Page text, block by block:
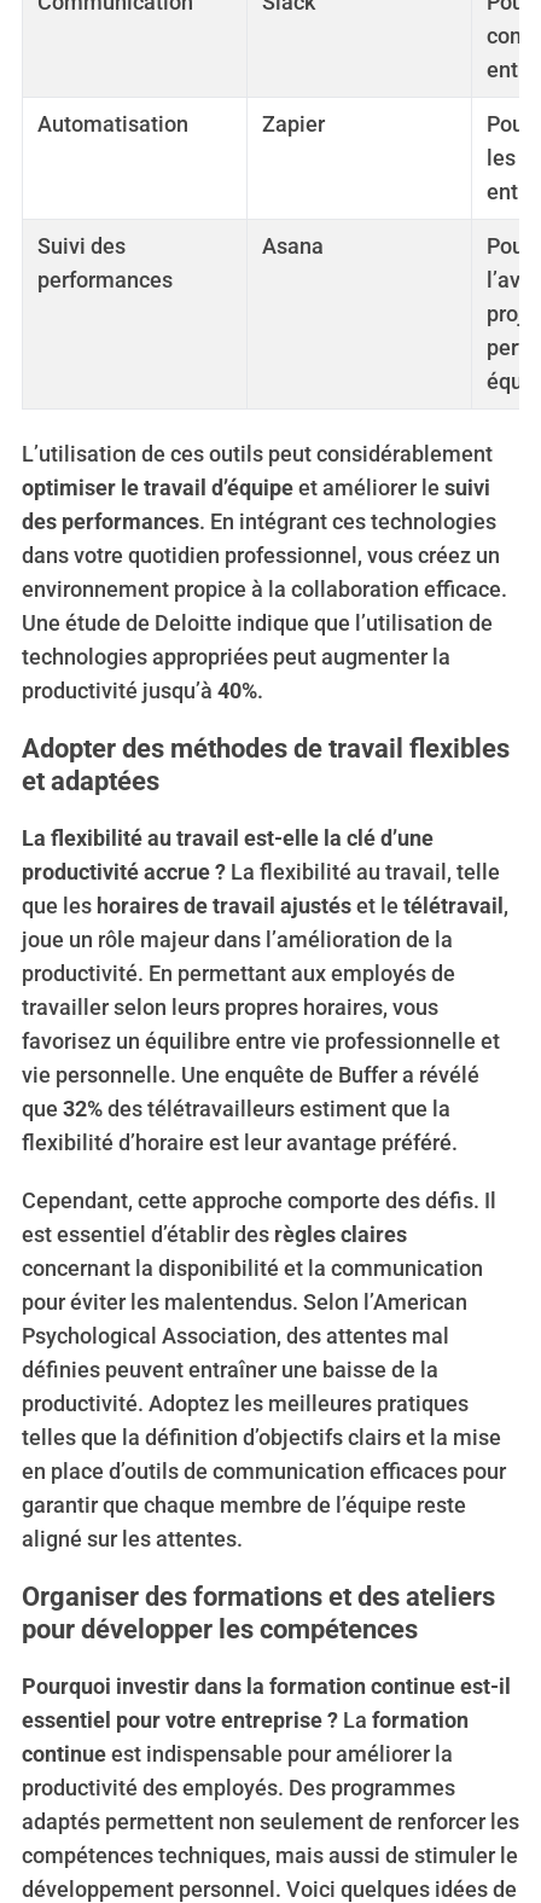
Automatisation Zapier
Pour
les
Suivi des
performances
Asana
Pour
L’utilisation de ces outils peut considérablement
optimiser le travail d’équipeet améliorer le suivi
des performances. En intégrant ces technologies
dans votre quotidien professionnel, vous créez un
environnement propice à la collaboration efficace.
Une étude de Deloitte indique que l’utilisation de
technologies appropriées peut augmenter la
productivité jusqu’à 40%.
Adopter des méthodes de travail flexibles
et adaptées
La flexibilité au travail est-elle la clé d’une
productivité accrue ?La flexibilité au travail, telle
que les horaires de travail ajustéset le télétravail,
joue un rôle majeur dans l’amélioration de la
productivité. En permettant aux employés de
travailler selon leurs propres horaires, vous
favorisez un équilibre entre vie professionnelle et
vie personnelle. Une enquête de Buffer a révélé
que 32%des télétravailleurs estiment que la
flexibilité d’horaire est leur avantage préféré.
Cependant, cette approche comporte des défis. Il
est essentiel d’établir des règles claires
concernant la disponibilité et la communication
pour éviter les malentendus. Selon l’American
Psychological Association, des attentes mal
définies peuvent entraîner une baisse de la
productivité. Adoptez les meilleures pratiques
telles que la définition d’objectifs clairs et la mise
en place d’outils de communication efficaces pour
garantir que chaque membre de l’équipe reste
aligné sur les attentes.
Organiser des formations et des ateliers
pour développer les compétences
Pourquoi investir dans la formation continue est-il
essentiel pour votre entreprise ?La formation
continueest indispensable pour améliorer la
productivité des employés. Des programmes
adaptés permettent non seulement de renforcer les
compétences techniques, mais aussi de stimuler le
développement personnel. Voici quelques idées de
e
a
r
c
f
o
r